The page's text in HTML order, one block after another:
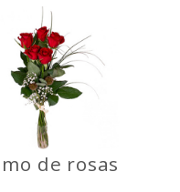
de rosas